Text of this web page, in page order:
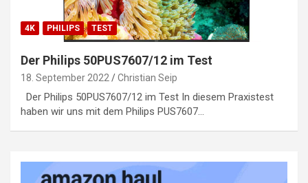
4K PHILIPS TEST
Der Philips 50PUS7607/12 im Test
18. September 2022 Christian Seip
Der Philips 50PUS7607/12 im Test In diesem Praxistest
haben wir uns mit dem Philips PUS7607…